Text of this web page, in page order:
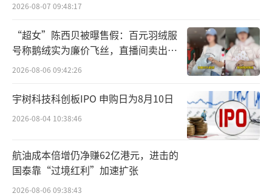
薇诺娜依然是贝泰妮的主要营收支撑。202
5年上半年财报显示，薇诺娜品牌的营收为19.5
亿元，占公司总收入的82.17%，这意味着贝泰
妮旗下其他品牌营收占比不足20%。根据公开
资料，贝泰妮旗下除了薇诺娜，还有婴幼儿肌
肤护理品牌“薇诺娜宝贝”、抗衰品牌“AOXM
ED瑷科缦”、分级祛痘解决方案品牌“贝芙
汀”。
高度依赖主品牌带来的直接影响是，当主
2026-08-07 09:48:17
“超女”陈西贝被曝售假：百元羽绒服
号称鹅绒实为廉价飞丝，直播间卖出超
百万元
2026-08-06 09:42:26
宇树科技科创板IPO 申购日为8月10日
2026-08-04 10:38:46
航油成本倍增仍净赚62亿港元，进击的
国泰靠“过境红利”加速扩张
2026-08-06 09:38:43